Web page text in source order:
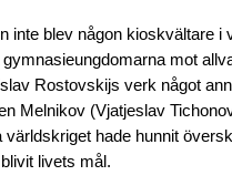
inte blev någon kioskvältare i
mot
Rostovskijs verk något
Melnikov (Vjatjeslav
hade hunnit
livets mål.